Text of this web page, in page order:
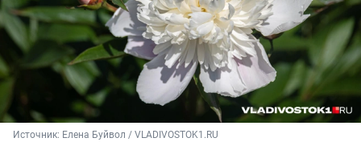
Источник: Елена Буйвол / VLADIVOSTOK1.RU